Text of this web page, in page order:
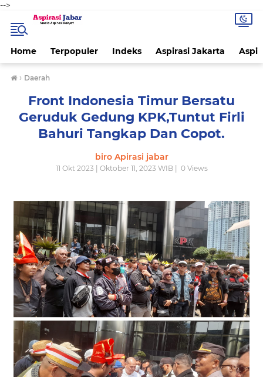
-->
Home Terpopuler Indeks Aspirasi Jakarta
› Daerah
Front Indonesia Timur Bersatu
Geruduk Gedung KPK,Tuntut Firli
Bahuri Tangkap Dan Copot.
biro Apirasi jabar
11 Okt 2023 | Oktober 11, 2023 WIB | 0Views